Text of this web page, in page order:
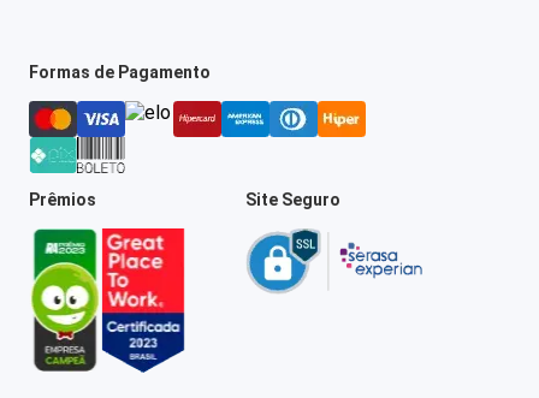
Formas de Pagamento
Prêmios Site Seguro